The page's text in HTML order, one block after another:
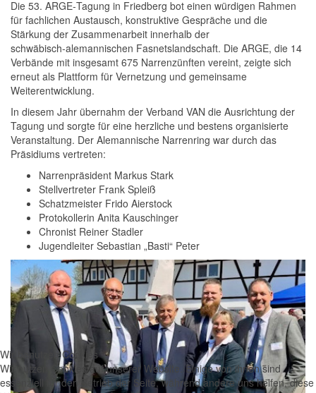
Die 53. ARGE‑Tagung in Friedberg bot einen würdigen Rahmen
für fachlichen Austausch, konstruktive Gespräche und die
Stärkung der Zusammenarbeit innerhalb der
schwäbisch‑alemannischen Fasnetslandschaft. Die ARGE, die 14
Verbände mit insgesamt 675 Narrenzünften vereint, zeigte sich
erneut als Plattform für Vernetzung und gemeinsame
Weiterentwicklung.
In diesem Jahr übernahm der Verband VAN die Ausrichtung der
Tagung und sorgte für eine herzliche und bestens organisierte
Veranstaltung. Der Alemannische Narrenring war durch das
Präsidiums vertreten:
Narrenpräsident Markus Stark
Stellvertreter Frank Spleiß
Schatzmeister Frido Aierstock
Protokollerin Anita Kauschinger
Chronist Reiner Stadler
Jugendleiter Sebastian „Basti“ Peter
Wir benutzen Cookies
Wir nutzen Cookies auf unserer Website. Einige von ihnen sind
essenziell für den Betrieb der Seite, während andere uns helfen, diese